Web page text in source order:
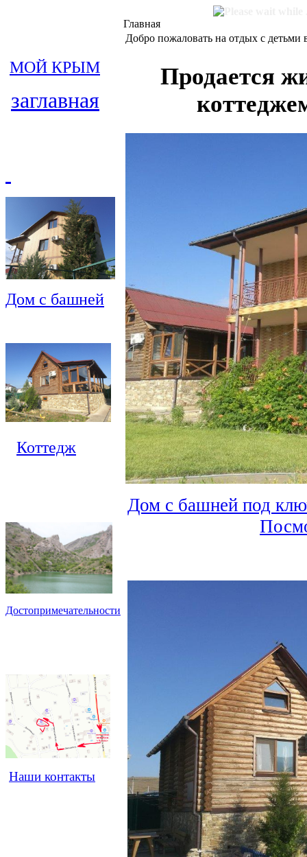
МОЙ КРЫМ
заглавная
Дом с башней
Коттедж
Достопримечательности
Наши контакты
Главная
Добро пожаловать на отдых с детьми
Продается
Дом с башней под